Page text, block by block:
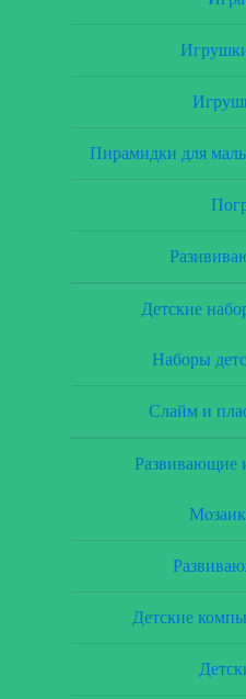
Пирамидки для
Детские
Наборы
Слайм и
Развивающие
Детские